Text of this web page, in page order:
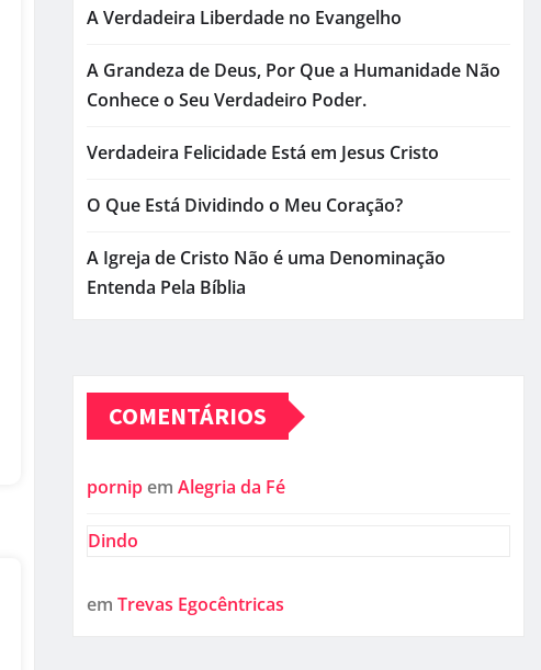
A Verdadeira Liberdade no Evangelho
A Grandeza de Deus, Por Que a Humanidade Não
Conhece o Seu Verdadeiro Poder.
Verdadeira Felicidade Está em Jesus Cristo
O Que Está Dividindo o Meu Coração?
A Igreja de Cristo Não é uma Denominação
Entenda Pela Bíblia
COMENTÁRIOS
pornip em Alegria da Fé
Dindo
em Trevas Egocêntricas